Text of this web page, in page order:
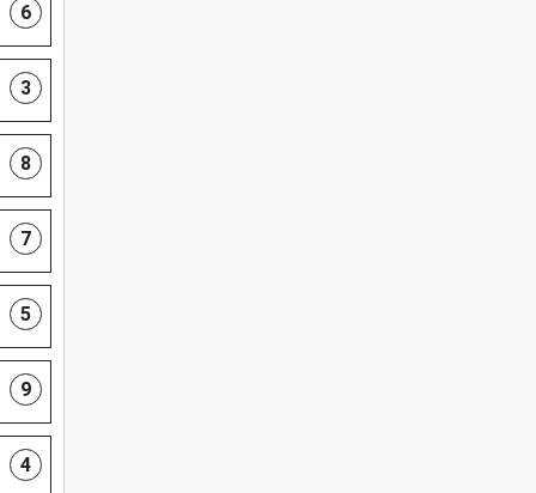
6
3
8
7
5
9
4